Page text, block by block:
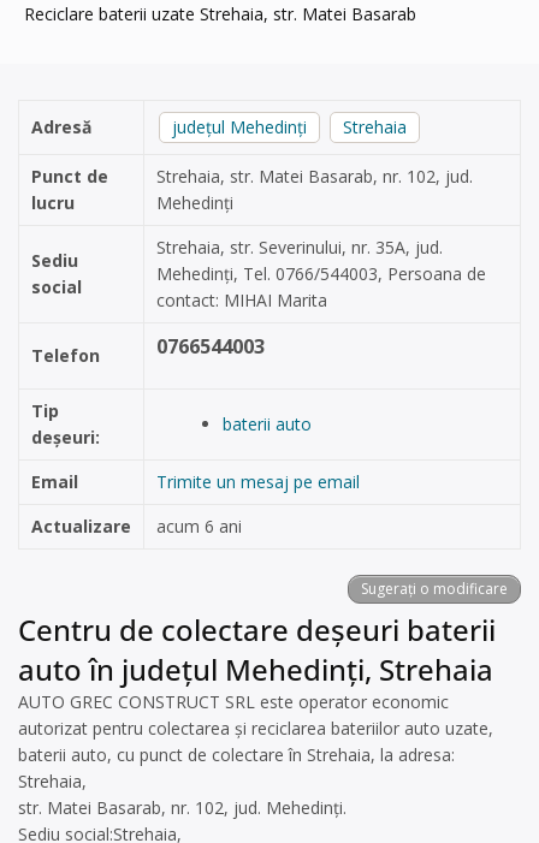
Reciclare baterii uzate Strehaia, str. Matei Basarab
Adresă județul Mehedinți Strehaia
Punct de
lucru
Strehaia, str. Matei Basarab, nr. 102, jud.
Mehedinți
Sediu
social
Strehaia, str. Severinului, nr. 35A, jud.
Mehedinți, Tel. 0766/544003, Persoana de
contact: MIHAI Marita
Telefon 0766544003
Tip
deșeuri:
baterii auto
Email
Trimite un mesaj pe email
Actualizare
acum 6 ani
Sugerați o modificare
Centru de colectare deșeuri baterii
auto în județul Mehedinți, Strehaia
AUTO GREC CONSTRUCT SRL este operator economic
autorizat pentru colectarea și reciclarea bateriilor auto uzate,
baterii auto, cu punct de colectare în Strehaia, la adresa:
Strehaia,
str. Matei Basarab, nr. 102, jud. Mehedinți.
Sediu social:Strehaia,